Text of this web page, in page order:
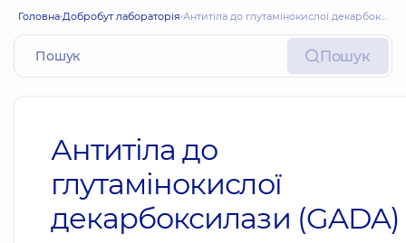
Головна Добробут лабораторія Антитіла до глутамінокислої декарбоксилази (GADA)
Пошук
Антитіла до
глутамінокислої
декарбоксилази (GADA)